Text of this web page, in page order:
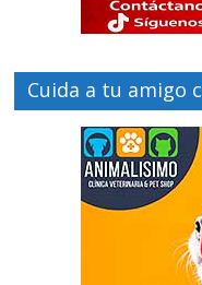
Cuida a tu amigo